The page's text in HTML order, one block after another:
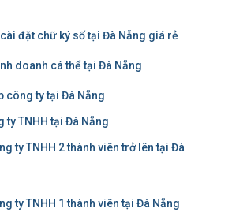
đặt chữ ký số tại Đà Nẵng giá rẻ
doanh cá thể tại Đà Nẵng
công ty tại Đà Nẵng
ty TNHH tại Đà Nẵng
ty TNHH 2 thành viên trở lên tại Đà
ty TNHH 1 thành viên tại Đà Nẵng